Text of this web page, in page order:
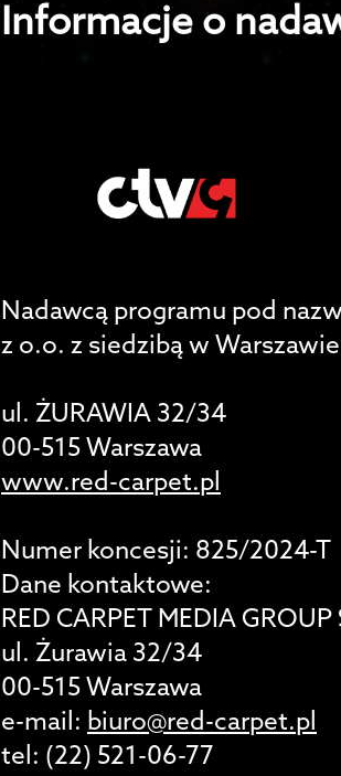
Informacje o
Nadawcą programu pod
z o.o. z siedzibą w Warszawie
ul. ŻURAWIA 32/34
00-515 Warszawa
www.red-carpet.pl
Numer koncesji: 825/2024-T
Dane kontaktowe:
RED CARPET MEDIA GROUP
ul. Żurawia 32/34
00-515 Warszawa
e-mail: biuro@red-carpet.pl
tel: (22) 521-06-77